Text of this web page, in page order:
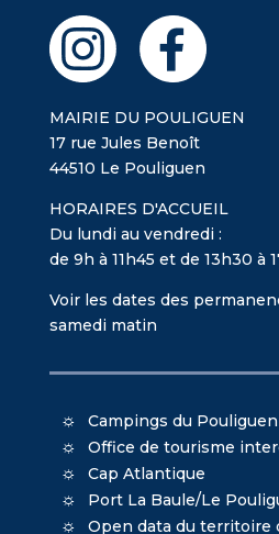
MAIRIE DU POULIGUEN
17 rue Jules Benoît
44510 Le Pouliguen
HORAIRES D'ACCUEIL
Du lundi au vendredi :
de 9h à 11h45 et de 13h30 à
Voir les dates des
samedi matin
Campings du Pouliguen
Office de tourisme
Cap Atlantique
Port La Baule/Le
Open data du territoire